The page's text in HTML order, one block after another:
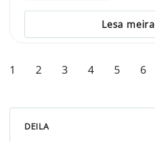
Lesa meira
1 2 3 4 5 6
DEILA